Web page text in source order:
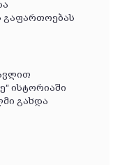
გაფართოებას
ისტორიაში
გახდა